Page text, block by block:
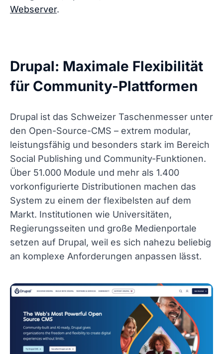
Webserver.
Drupal: Maximale Flexibilität
für Community-Plattformen
Drupal ist das Schweizer Taschenmesser unter
den Open-Source-CMS – extrem modular,
leistungsfähig und besonders stark im Bereich
Social Publishing und Community-Funktionen.
Über 51.000 Module und mehr als 1.400
vorkonfigurierte Distributionen machen das
System zu einem der flexibelsten auf dem
Markt. Institutionen wie Universitäten,
Regierungsseiten und große Medienportale
setzen auf Drupal, weil es sich nahezu beliebig
an komplexe Anforderungen anpassen lässt.